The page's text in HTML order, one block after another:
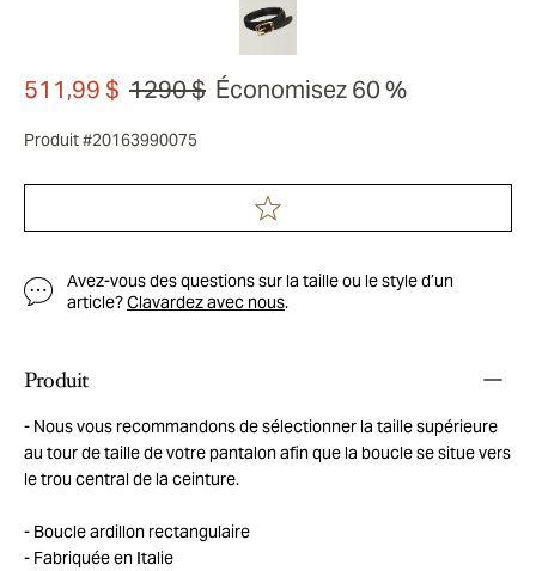
511,99 $ 1290 $ Économisez 60 %
Produit #20163990075
Avez-vous des questions sur la taille ou le style d’un
article?Clavardez avec nous.
Produit
Nous vous recommandons de sélectionner la taille supérieure
au tour de taille de votre pantalon afin que la boucle se situe vers
le trou central de la ceinture.
Boucle ardillon rectangulaire
Fabriquée en Italie